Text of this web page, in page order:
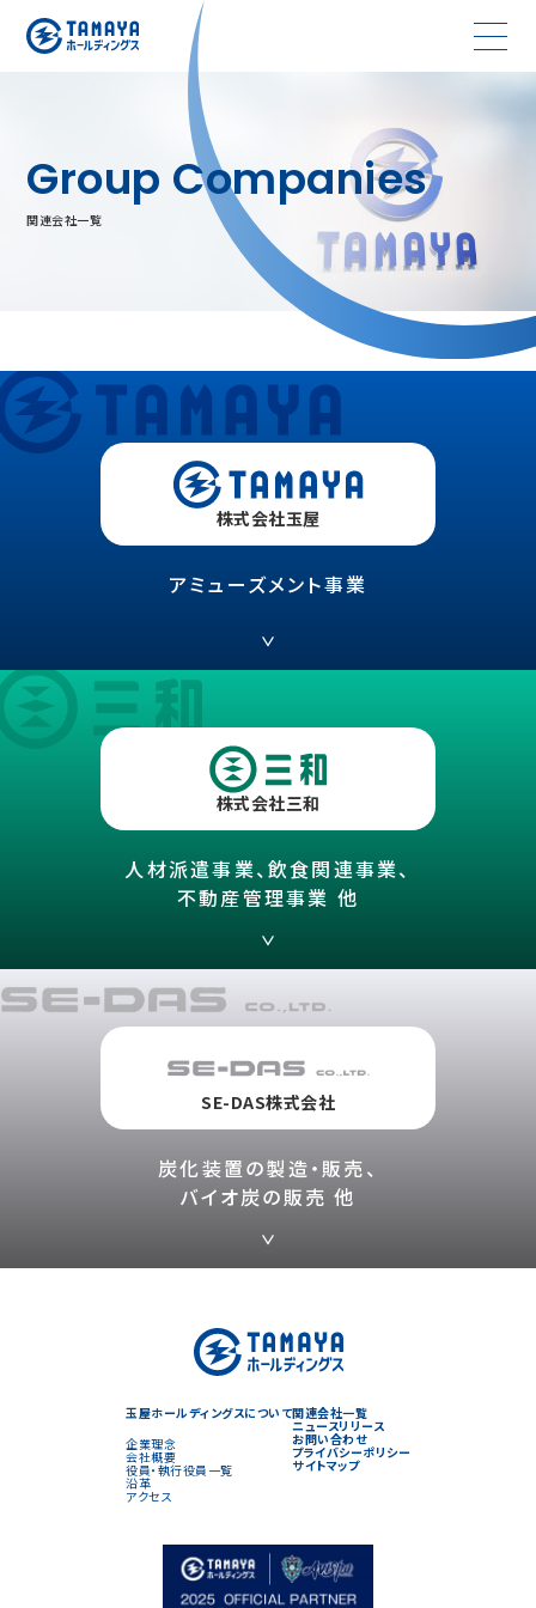
Group Companies
関連会社一覧
株式会社玉屋
アミューズメント事業
株式会社三和
人材派遣事業、飲食関連事業、
不動産管理事業 他
SE-DAS株式会社
炭化装置の製造・販売、
バイオ炭の販売 他
玉屋ホールディングスについて
企業理念
会社概要
役員・執行役員一覧
沿革
アクセス
関連会社一覧
ニュースリリース
お問い合わせ
プライバシーポリシー
サイトマップ